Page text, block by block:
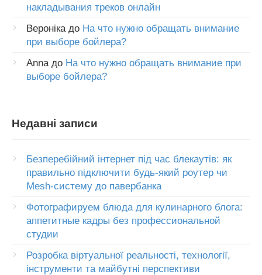
накладывания треков онлайн
Вероніка до На что нужно обращать внимание
при выборе бойлера?
Anna до На что нужно обращать внимание при
выборе бойлера?
Недавні записи
Безперебійний інтернет під час блекаутів: як
правильно підключити будь-який роутер чи
Mesh-систему до павербанка
Фотографируем блюда для кулинарного блога:
аппетитные кадры без профессиональной
студии
Розробка віртуальної реальності, технології,
інструменти та майбутні перспективи